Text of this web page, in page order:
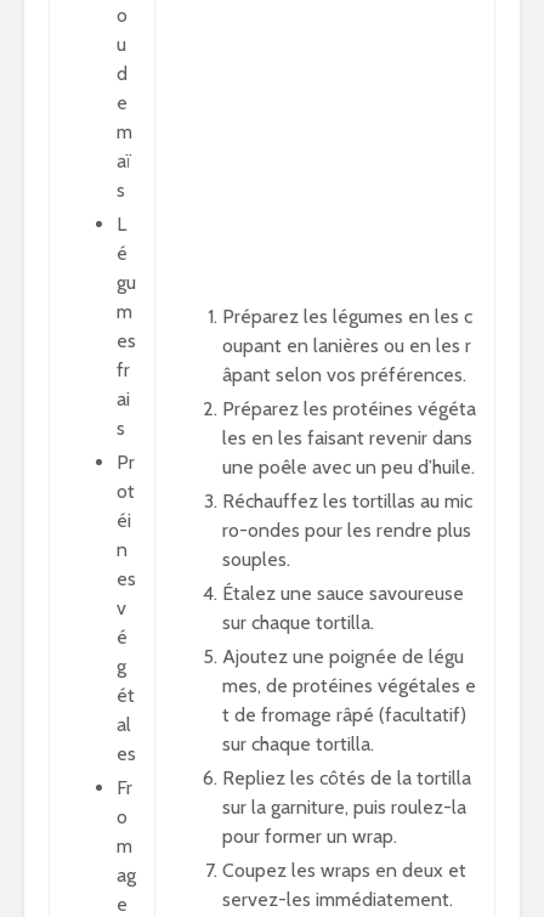
o
u
d
e
m
aï
s
L
é
gu
m
es
fr
ai
s
Pr
ot
éi
n
es
v
é
g
ét
al
es
Fr
o
m
ag
e
Préparez les légumes en les c
oupant en lanières ou en les r
âpant selon vos préférences.
Préparez les protéines végéta
les en les faisant revenir dans
une poêle avec un peu d’huile.
Réchauffez les tortillas au mic
ro-ondes pour les rendre plus
souples.
Étalez une sauce savoureuse
sur chaque tortilla.
Ajoutez une poignée de légu
mes, de protéines végétales e
t de fromage râpé (facultatif)
sur chaque tortilla.
Repliez les côtés de la tortilla
sur la garniture, puis roulez-la
pour former un wrap.
Coupez les wraps en deux et
servez-les immédiatement.